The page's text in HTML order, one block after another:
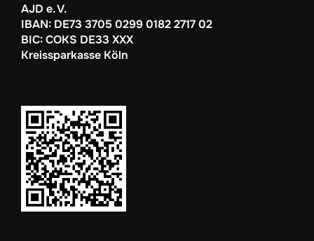
AJD e. V.
IBAN: DE73 3705 0299 0182 2717 02
BIC: COKS DE33 XXX
Kreissparkasse Köln